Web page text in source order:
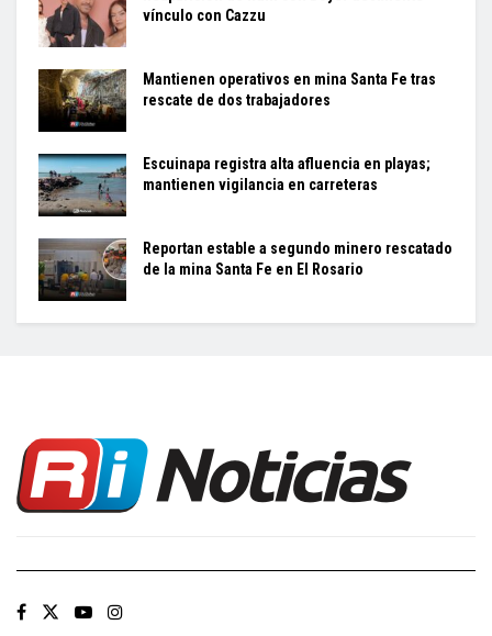
vínculo con Cazzu
Mantienen operativos en mina Santa Fe tras
rescate de dos trabajadores
Escuinapa registra alta afluencia en playas;
mantienen vigilancia en carreteras
Reportan estable a segundo minero rescatado
de la mina Santa Fe en El Rosario